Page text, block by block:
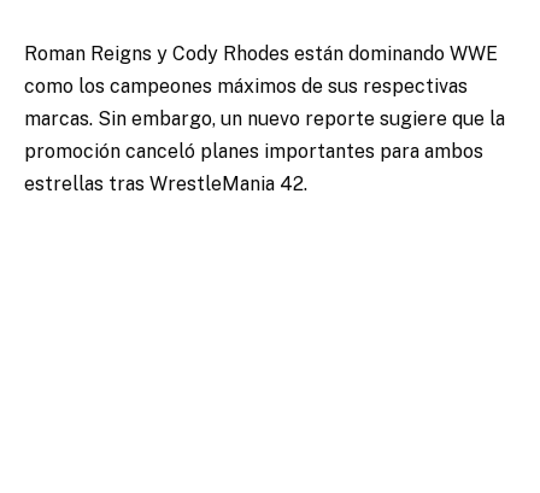
Roman Reigns y Cody Rhodes están dominando WWE
como los campeones máximos de sus respectivas
marcas. Sin embargo, un nuevo reporte sugiere que la
promoción canceló planes importantes para ambos
estrellas tras WrestleMania 42.